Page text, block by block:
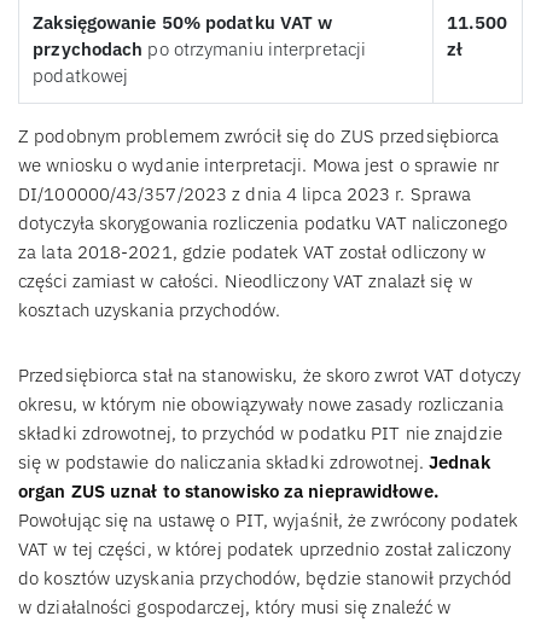
Zaksięgowanie 50% podatku VAT w
przychodach po otrzymaniu interpretacji
podatkowej
11.500
zł
Z podobnym problemem zwrócił się do ZUS przedsiębiorca
we wniosku o wydanie interpretacji. Mowa jest o sprawie nr
DI/100000/43/357/2023 z dnia 4 lipca 2023 r. Sprawa
dotyczyła skorygowania rozliczenia podatku VAT naliczonego
za lata 2018-2021, gdzie podatek VAT został odliczony w
części zamiast w całości. Nieodliczony VAT znalazł się w
kosztach uzyskania przychodów.
Przedsiębiorca stał na stanowisku, że skoro zwrot VAT dotyczy
okresu, w którym nie obowiązywały nowe zasady rozliczania
składki zdrowotnej, to przychód w podatku PIT nie znajdzie
się w podstawie do naliczania składki zdrowotnej. Jednak
organ ZUS uznał to stanowisko za nieprawidłowe.
Powołując się na ustawę o PIT, wyjaśnił, że zwrócony podatek
VAT w tej części, w której podatek uprzednio został zaliczony
do kosztów uzyskania przychodów, będzie stanowił przychód
w działalności gospodarczej, który musi się znaleźć w